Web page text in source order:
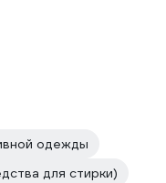
одежды
для стирки)